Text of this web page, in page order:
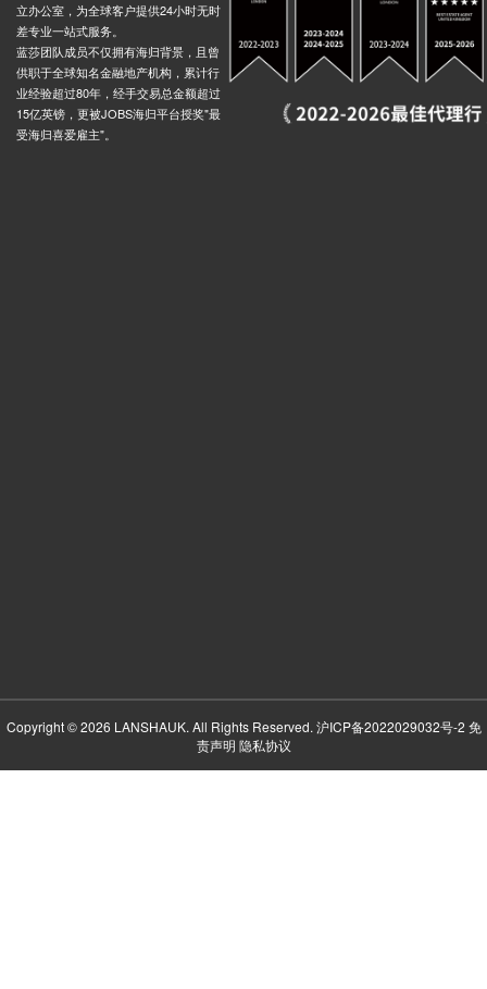
立办公室，为全球客户提供24小时无时
差专业一站式服务。
蓝莎团队成员不仅拥有海归背景，且曾
供职于全球知名金融地产机构，累计行
业经验超过80年，经手交易总金额超过
15亿英镑，更被JOBS海归平台授奖"最
受海归喜爱雇主"。
Copyright © 2026 LANSHAUK. All Rights Reserved. 沪ICP备2022029032号-2 免
责声明 隐私协议